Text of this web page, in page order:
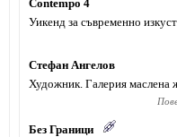
Contempo 4
Уикенд за съвременно
Стефан Ангелов
Художник. Галерия маслена
Без Граници